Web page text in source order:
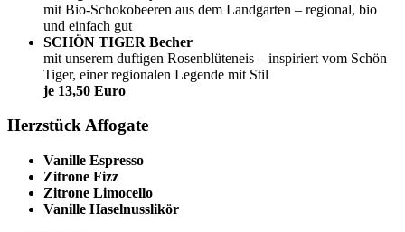
mit Bio-Schokobeeren aus dem Landgarten – regional, bio
und einfach gut
SCHÖN TIGER Becher
mit unserem duftigen Rosenblüteneis – inspiriert vom Schön
Tiger, einer regionalen Legende mit Stil
je 13,50 Euro
Herzstück Affogate
Vanille Espresso
Zitrone Fizz
Zitrone Limocello
Vanille Haselnusslikör